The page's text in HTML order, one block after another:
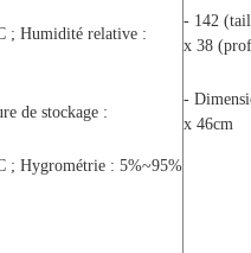
; Humidité relative :
de stockage :
; Hygrométrie : 5%~95%
- 142
x 38
-
x 46cm